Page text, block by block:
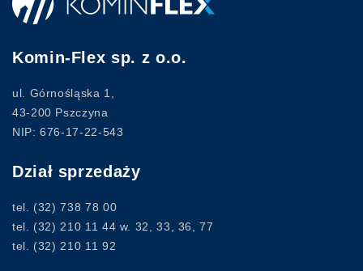
Komin-Flex sp. z o.o.
ul. Górnośląska 1,
43-200 Pszczyna
NIP: 676-17-22-543
Dział sprzedaży
tel. (32) 738 78 00
tel. (32) 210 11 44 w. 32, 33, 36, 77
tel. (32) 210 11 92